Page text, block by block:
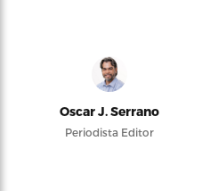
Oscar J. Serrano
Periodista Editor